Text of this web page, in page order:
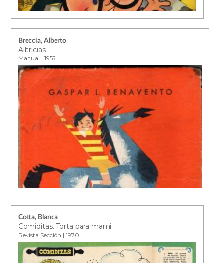
Breccia, Alberto
Albricias
Manual | 1957
Cotta, Blanca
Comiditas. Torta para mami.
Revista Sección | 1970